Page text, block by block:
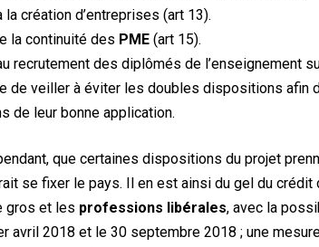
la création d’entreprises (art 13).
la continuité des PME (art 15).
recrutement des diplômés de l’enseignement
de veiller à éviter les doubles dispositions afin
de leur bonne application.
que certaines dispositions du projet
se fixer le pays. Il en est ainsi du gel du crédit
gros et les professions libérales, avec la
avril 2018 et le 30 septembre 2018 ; une